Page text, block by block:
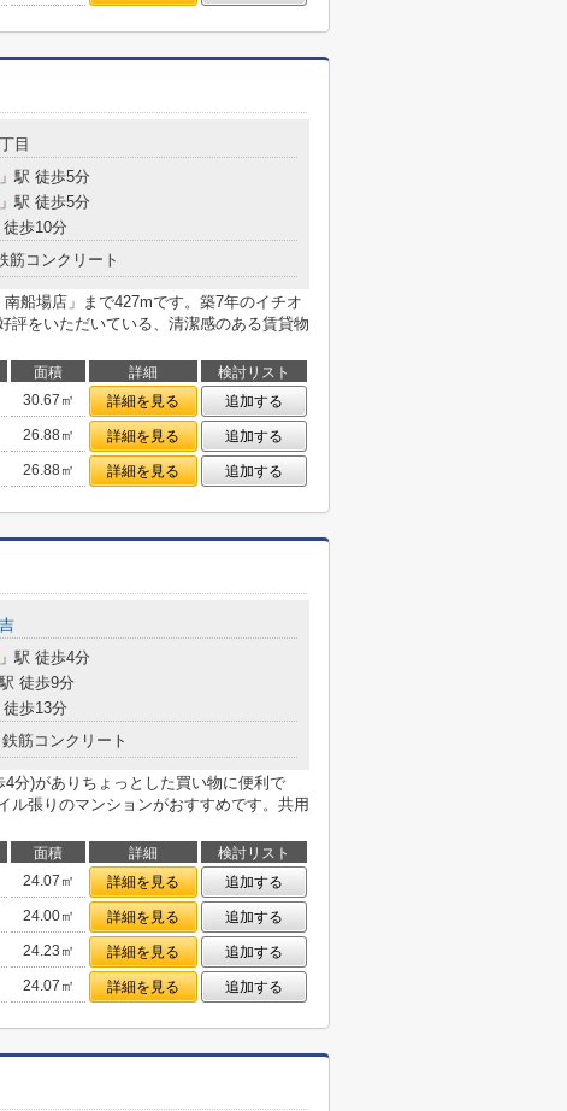
目
」駅 徒歩5分
」駅 徒歩5分
徒歩10分
筋コンクリート
船場店」まで427mです。築7年のイチオ
評をいただいている、清潔感のある賃貸物
面積 詳細
検討リスト
30.67㎡ 詳細を見る
追加する
26.88㎡ 詳細を見る
追加する
26.88㎡ 詳細を見る 追加する
」駅 徒歩4分
徒歩9分
徒歩13分
鉄筋コンクリート
分)がありちょっとした買い物に便利で
ル張りのマンションがおすすめです。共用
面積 詳細
検討リスト
24.07㎡ 詳細を見る
追加する
24.00㎡ 詳細を見る
追加する
24.23㎡ 詳細を見る
追加する
24.07㎡ 詳細を見る 追加する